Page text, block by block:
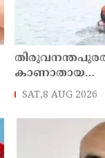
കാണാതായ
SAT,8 AUG 2026